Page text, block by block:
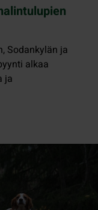
Sodankylän ja
alkaa
ja